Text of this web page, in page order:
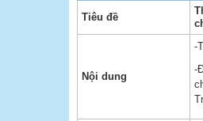
Tiêu đề
Nội dung
-
-